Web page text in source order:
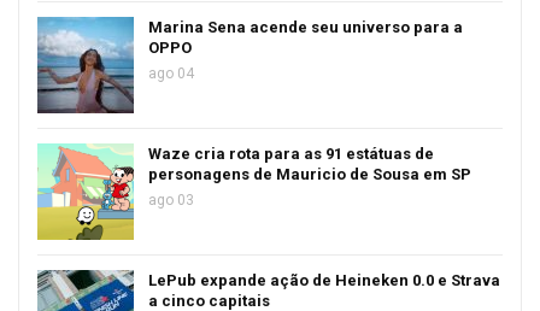
Marina Sena acende seu universo para a
OPPO
ago 04
Waze cria rota para as 91 estátuas de
personagens de Mauricio de Sousa em SP
ago 03
LePub expande ação de Heineken 0.0 e Strava
a cinco capitais